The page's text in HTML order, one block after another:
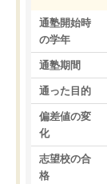
通塾開始時
の学年
通塾期間
通った目的
偏差値の変
化
志望校の合
格